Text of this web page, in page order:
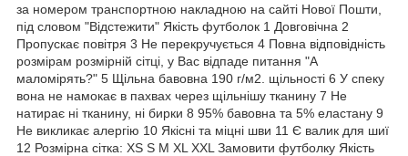
за номером транспортною накладною на сайті Нової Пошти,
під словом "Відстежити" Якість футболок 1 Довговічна 2
Пропускає повітря 3 Не перекручується 4 Повна відповідність
розмірам розмірній сітці, у Вас відпаде питання "А
маломірять?" 5 Щільна бавовна 190 г/м2. щільності 6 У спеку
вона не намокає в пахвах через щільнішу тканину 7 Не
натирає ні тканину, ні бирки 8 95% бавовна та 5% еластану 9
Не викликає алергію 10 Якісні та міцні шви 11 Є валик для шиї
12 Розмірна сітка: XS S M XL XXL Замовити футболку Якість